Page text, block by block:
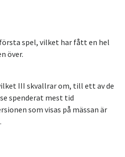
spel, vilket har fått en hel
över.
III skvallrar om, till ett av de
spenderat mest tid
som visas på mässan är